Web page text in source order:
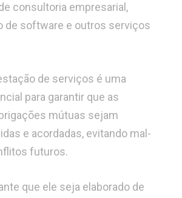
consultoria empresarial,
de software e outros serviços
de serviços é uma
para garantir que as
mútuas sejam
e acordadas, evitando mal-
futuros.
que ele seja elaborado de